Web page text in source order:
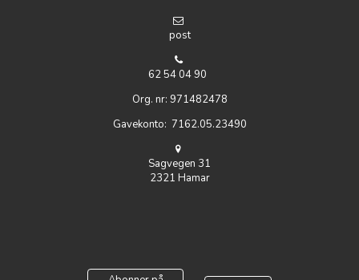
post
62 54 04 90
Org. nr: 971482478
Gavekonto: 7162.05.23490
Sagvegen 31
2321 Hamar